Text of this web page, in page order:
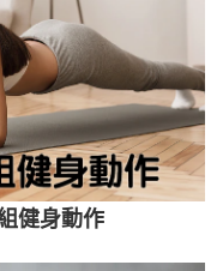
健身動作